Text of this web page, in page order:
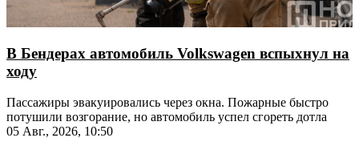
В Бендерах автомобиль Volkswagen вспыхнул на
ходу
Пассажиры эвакуировались через окна. Пожарные быстро
потушили возгорание, но автомобиль успел сгореть дотла
05 Авг., 2026, 10:50